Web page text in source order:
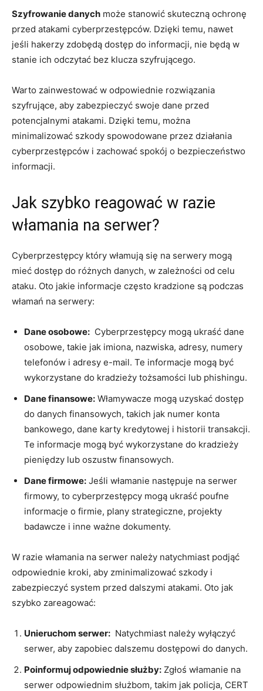
Szyfrowanie danych ‌może ‌stanowić skuteczną ochronę
przed atakami⁣ cyberprzestępców. Dzięki temu, nawet
jeśli hakerzy zdobędą dostęp do informacji, nie będą w
stanie ich odczytać bez klucza szyfrującego.
Warto zainwestować ‌w odpowiednie rozwiązania
‌szyfrujące, aby zabezpieczyć swoje dane ⁤przed
potencjalnymi ‍atakami. Dzięki temu, można​
minimalizować szkody ⁣spowodowane przez ‍działania‌
cyberprzestępców i zachować spokój​ o bezpieczeństwo
informacji.
Jak ⁣szybko reagować w ⁢razie
włamania na⁤ serwer?
Cyberprzestępcy który ‌włamują ​się na serwery mogą
mieć dostęp⁤ do różnych​ danych, w zależności od‍ celu
ataku. Oto jakie informacje często kradzione⁣ są podczas
włamań ‌na ‍serwery:
Dane osobowe: ​ Cyberprzestępcy mogą ukraść dane
osobowe, takie‌ jak imiona, nazwiska,​ adresy, numery
telefonów ⁣i adresy‍ e-mail.‌ Te​ informacje mogą być
wykorzystane‍ do‌ kradzieży tożsamości lub phishingu.
Dane finansowe: Włamywacze mogą uzyskać ​dostęp
do danych finansowych, takich jak numer konta
bankowego, dane‌ karty‌ kredytowej i historii⁤ transakcji.
⁣Te ‍informacje​ mogą być⁣ wykorzystane⁢ do kradzieży‍
pieniędzy lub oszustw finansowych.
Dane firmowe: Jeśli włamanie ‍następuje ‍na serwer
firmowy, to cyberprzestępcy mogą ukraść poufne
informacje​ o firmie, plany strategiczne, projekty
badawcze i⁤ inne ważne dokumenty.
W razie włamania na serwer należy natychmiast ⁣podjąć
odpowiednie kroki, aby zminimalizować szkody ⁣i
⁣zabezpieczyć system ⁤przed ‍dalszymi atakami. Oto‍ jak
szybko zareagować:
Unieruchom serwer: ‌ Natychmiast należy wyłączyć
serwer, aby zapobiec dalszemu dostępowi do‍ danych.
Poinformuj⁢ odpowiednie służby: Zgłoś włamanie na​
serwer⁤ odpowiednim służbom, takim jak policja, CERT